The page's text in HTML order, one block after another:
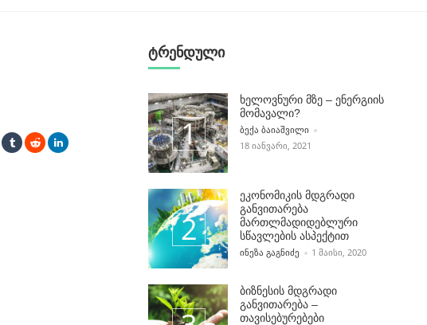
ტრენდული
ხელოვნური მზე – ენერგიის
მომავალი?
POSTED BY
ᲑᲔᲥᲐ ᲑᲐᲘᲐᲨᲕᲘᲚᲘ
18 ᲘᲐᲜᲕᲐᲠᲘ, 2021
ეკონომიკის მდგრადი
განვითარება
მართლმადიდებლური
სწავლების ასპექტით
POSTED BY
ᲘᲜᲔᲖᲐ ᲒᲐᲒᲜᲘᲫᲔ 1 ᲛᲐᲘᲡᲘ, 2020
ბიზნესის მდგრადი
განვითარება –
თავისებურებები